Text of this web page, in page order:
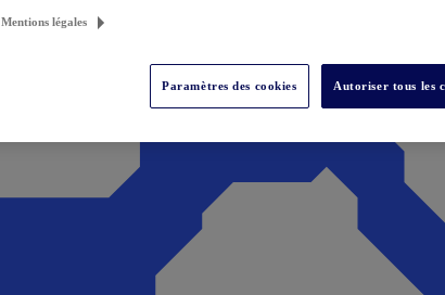
Mentions légales
Paramètres des cookies Autoriser tous les